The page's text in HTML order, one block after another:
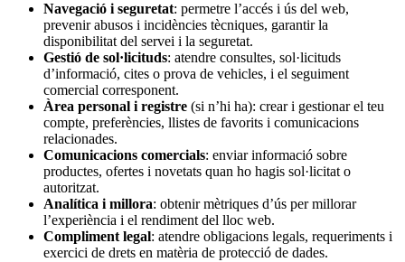
Navegació i seguretat: permetre l’accés i ús del web,
prevenir abusos i incidències tècniques, garantir la
disponibilitat del servei i la seguretat.
Gestió de sol·licituds: atendre consultes, sol·licituds
d’informació, cites o prova de vehicles, i el seguiment
comercial corresponent.
Àrea personal i registre (si n’hi ha): crear i gestionar el teu
compte, preferències, llistes de favorits i comunicacions
relacionades.
Comunicacions comercials: enviar informació sobre
productes, ofertes i novetats quan ho hagis sol·licitat o
autoritzat.
Analítica i millora: obtenir mètriques d’ús per millorar
l’experiència i el rendiment del lloc web.
Compliment legal: atendre obligacions legals, requeriments i
exercici de drets en matèria de protecció de dades.